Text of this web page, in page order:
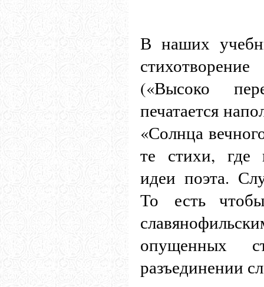
В наших
(«Высоко
печатается
«Солнца
те стихи, где
идеи поэта.
То есть
опущенных
разъединении